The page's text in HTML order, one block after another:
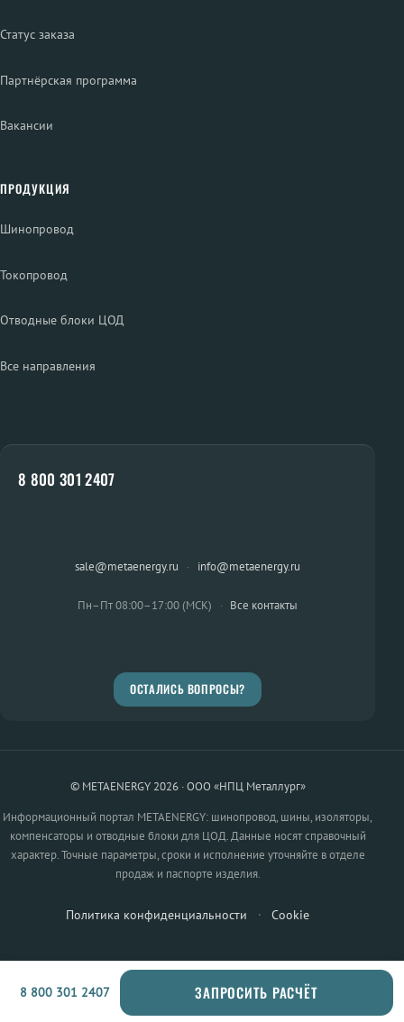
Статус заказа
Партнёрская программа
Вакансии
ПРОДУКЦИЯ
Шинопровод
Токопровод
Отводные блоки ЦОД
Все направления
8 800 301 2407
sale@metaenergy.ru · info@metaenergy.ru
Пн–Пт 08:00–17:00 (МСК) · Все контакты
ОСТАЛИСЬ ВОПРОСЫ?
© METAENERGY 2026 · ООО «НПЦ Металлург»
Информационный портал METAENERGY: шинопровод, шины, изоляторы,
компенсаторы и отводные блоки для ЦОД. Данные носят справочный
характер. Точные параметры, сроки и исполнение уточняйте в отделе
продаж и паспорте изделия.
Политика конфиденциальности · Cookie
8 800 301 2407 ЗАПРОСИТЬ РАСЧЁТ